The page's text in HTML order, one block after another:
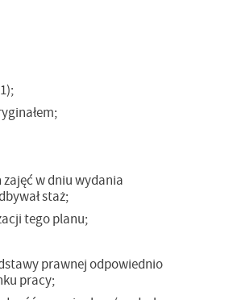
w dniu wydania
staż;
tego planu;
prawnej odpowiednio
pracy;